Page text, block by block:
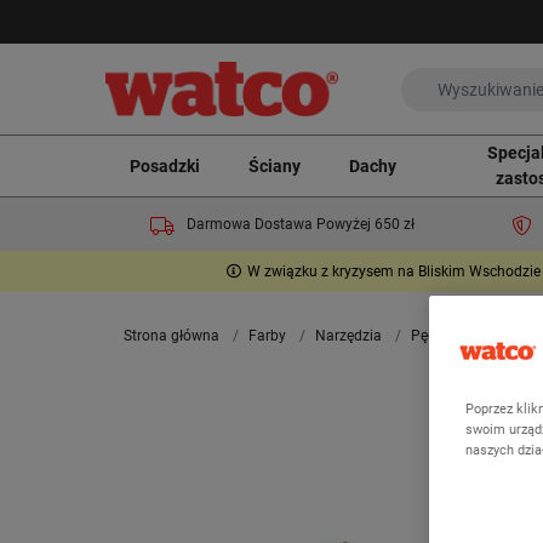
Posadzki Ściany Dachy
Darmowa Dostawa Powyżej 650 zł
W związku z kryzysem na Bliskim
Strona główna Farby Narzędzia Pędzle i wałki
Poprzez
swoim
naszych